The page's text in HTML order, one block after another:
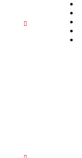
Meu nome é Tania
(Gel na Tips | Fibra de
nos serviços
em ver você super